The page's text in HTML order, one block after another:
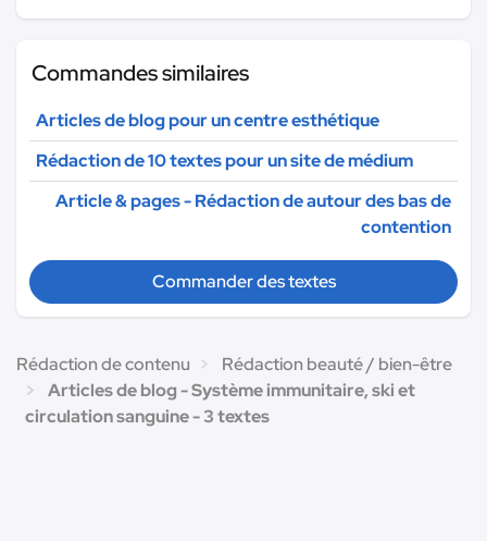
Commandes similaires
Articles de blog pour un centre esthétique
Rédaction de 10 textes pour un site de médium
Article & pages - Rédaction de autour des bas de
contention
Commander des textes
Rédaction de contenu
Rédaction beauté / bien-être
Articles de blog - Système immunitaire, ski et
circulation sanguine - 3 textes